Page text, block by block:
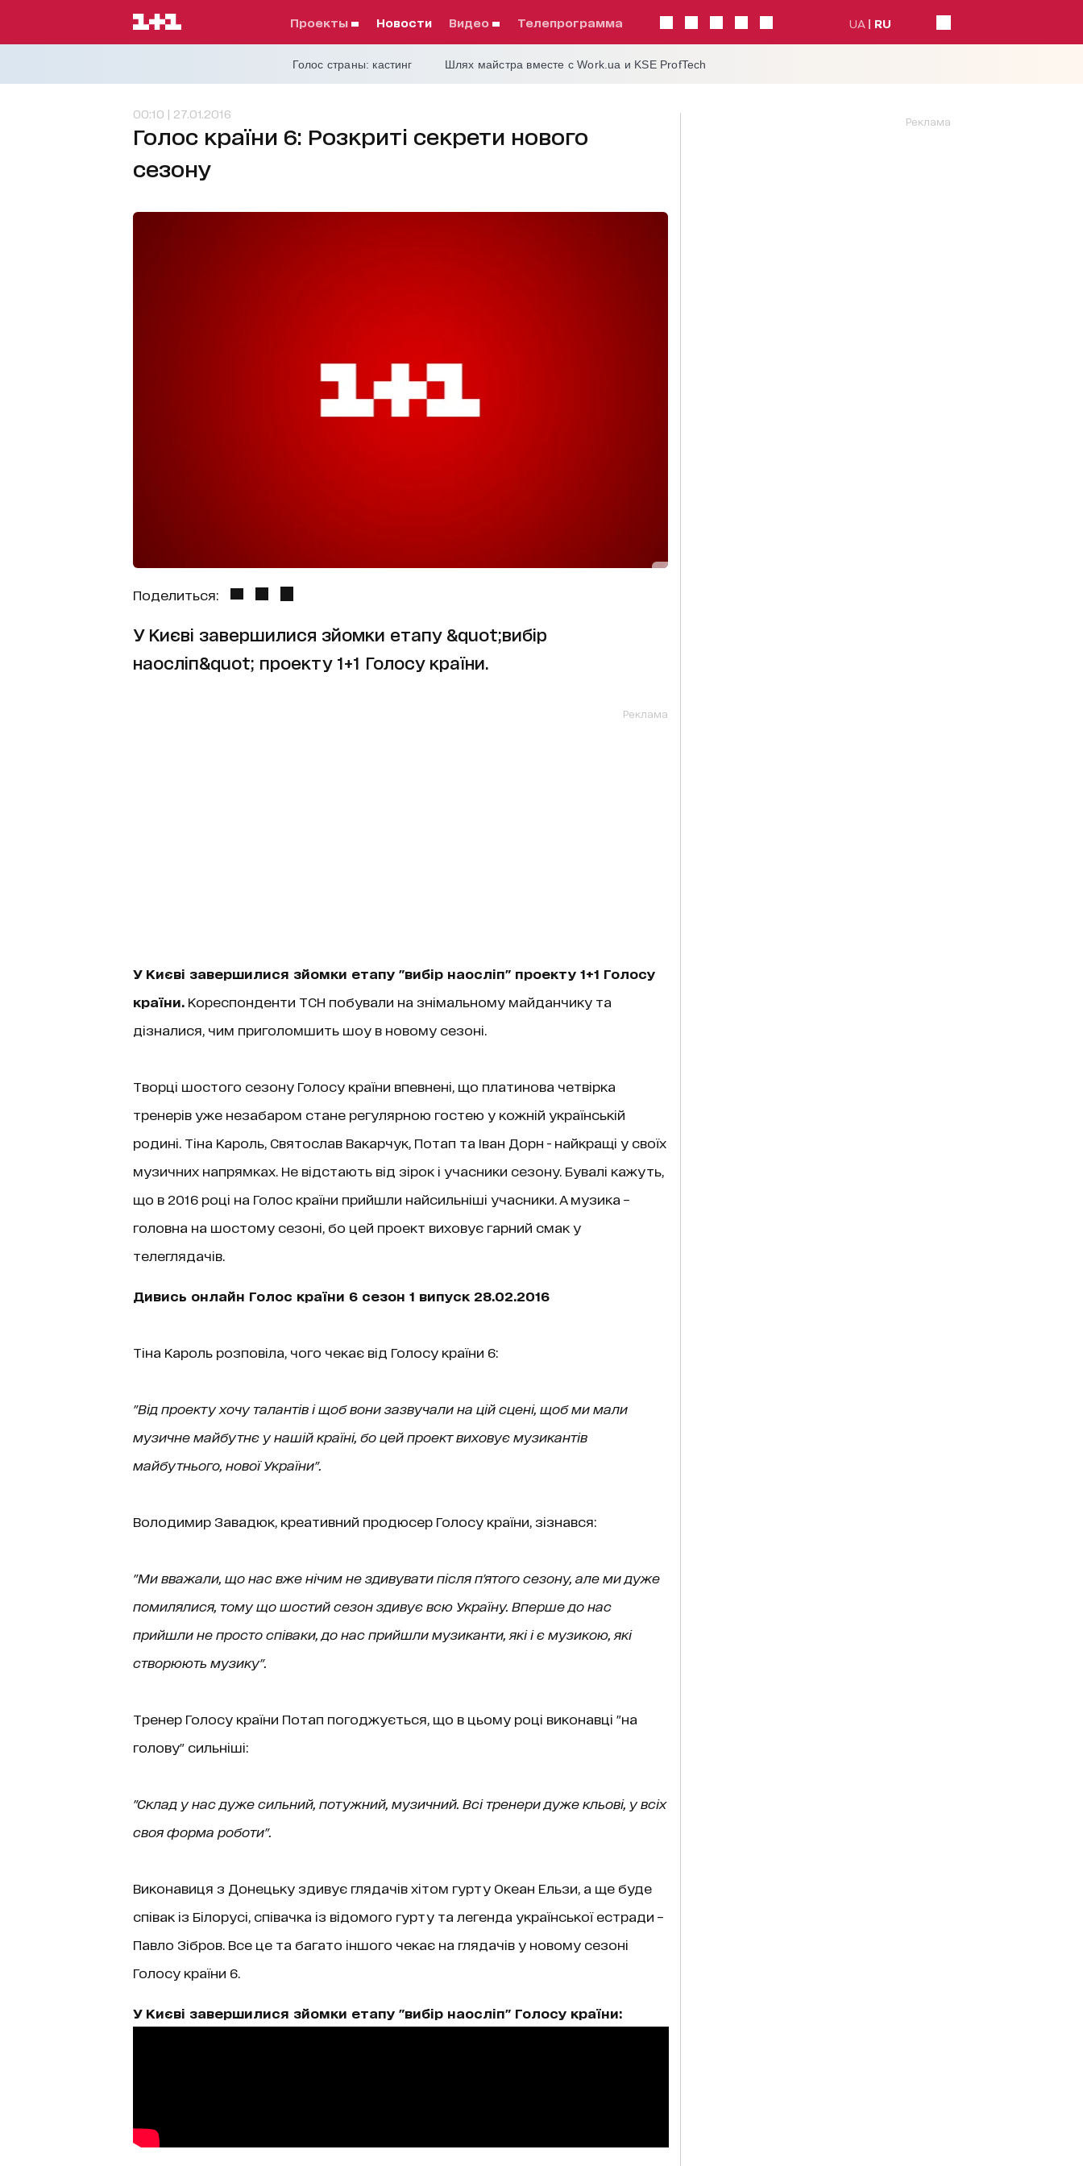
проекты Новости видео телепрограмма UA RU
Голос страны: кастинг Шлях майстра вместе с Work.ua и KSE ProfTech
00:10 | 27.01.2016
Голос країни 6: Розкриті секрети нового
сезону
Поделиться:
У Києві завершилися зйомки етапу &quot;вибір
наосліп&quot; проекту 1+1 Голосу країни.
Реклама
У Києві завершилися зйомки етапу "вибір наосліп" проекту 1+1 Голосу
країни.Кореспонденти ТСН побували на знімальному майданчику та
дізналися, чим приголомшить шоу в новому сезоні.
Творці шостого сезону Голосу країни впевнені, що платинова четвірка
тренерів уже незабаром стане регулярною гостею у кожній українській
родині. Тіна Кароль, Святослав Вакарчук, Потап та Іван Дорн - найкращі у своїх
музичних напрямках. Не відстають від зірок і учасники сезону. Бувалі кажуть,
що в 2016 році на Голос країни прийшли найсильніші учасники. А музика –
головна на шостому сезоні, бо цей проект виховує гарний смак у
телеглядачів.
Дивись онлайн Голос країни 6 сезон 1 випуск 28.02.2016
Тіна Кароль розповіла, чого чекає від Голосу країни 6:
"Від проекту хочу талантів і щоб вони зазвучали на цій сцені, щоб ми мали
музичне майбутнє у нашій країні, бо цей проект виховує музикантів
майбутнього, нової України".
Володимир Завадюк, креативний продюсер Голосу країни, зізнався:
"Ми вважали, що нас вже нічим не здивувати після п'ятого сезону, але ми дуже
помилялися, тому що шостий сезон здивує всю Україну. Вперше до нас
прийшли не просто співаки, до нас прийшли музиканти, які і є музикою, які
створюють музику".
Тренер Голосу країни Потап погоджується, що в цьому році виконавці "на
голову" сильніші:
"Склад у нас дуже сильний, потужний, музичний. Всі тренери дуже кльові, у всіх
своя форма роботи".
Виконавиця з Донецьку здивує глядачів хітом гурту Океан Ельзи, а ще буде
співак із Білорусі, співачка із відомого гурту та легенда української естради –
Павло Зібров. Все це та багато іншого чекає на глядачів у новому сезоні
Голосу країни 6.
У Києві завершилися зйомки етапу "вибір наосліп" Голосу країни:
Реклама